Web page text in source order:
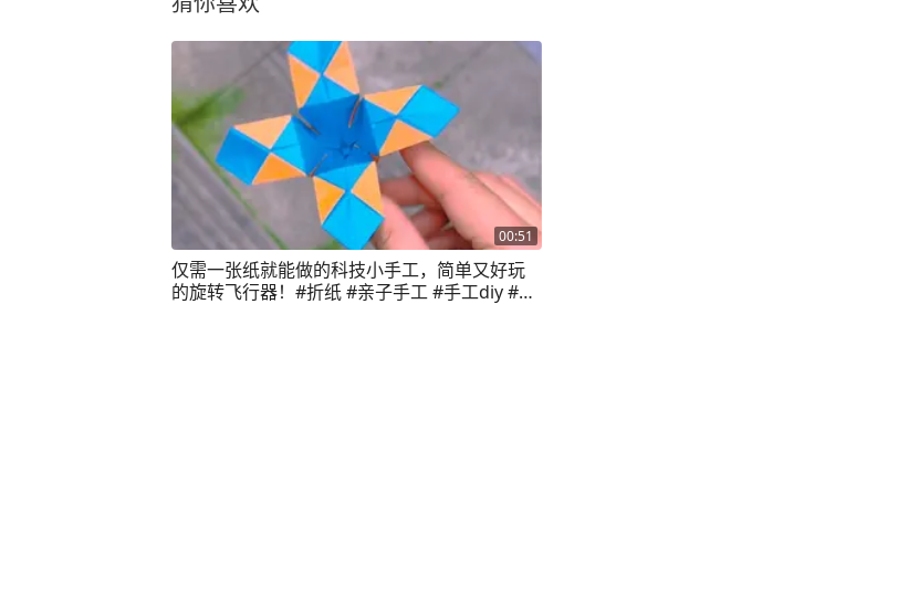
00:51
仅需一张纸就能做的科技小手工，简单又好玩
的旋转飞行器！#折纸 #亲子手工 #手工diy #创